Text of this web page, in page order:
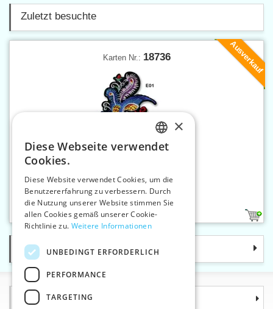
Zuletzt besuchte
Ausverkauf
Karten Nr.: 18736
2
Applikation aufbügelbar AH-E
Kategorie
Informationen
CZECH
ENGLISH
×
Diese Webseite verwendet
Cookies.
Diese Website verwendet Cookies, um die
Benutzererfahrung zu verbessern. Durch
die Nutzung unserer Website stimmen Sie
allen Cookies gemäß unserer Cookie-
Richtlinie zu. Weitere Informationen
UNBEDINGT ERFORDERLICH
PERFORMANCE
TARGETING